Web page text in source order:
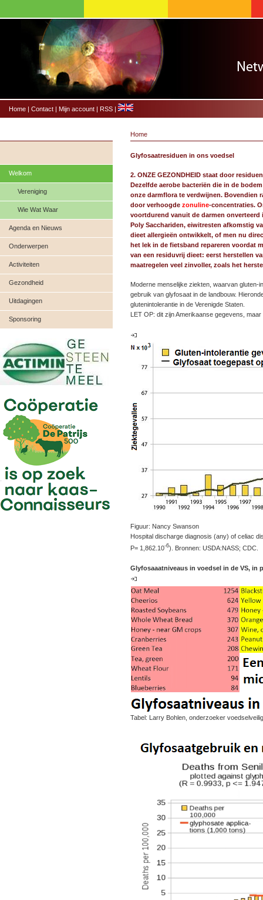
Home | Contact | Mijn account | RSS |
Welkom
Vereniging
Wie Wat Waar
Agenda en Nieuws
Onderwerpen
Activiteiten
Gezondheid
Uitdagingen
Sponsoring
Home
Glyfosaatresiduen in ons voedsel
2. ONZE GEZONDHEID staat door
Dezelfde aerobe bacteriën die in de
onze darmflora te verdwijnen. Bovendien
door verhoogde zonuline-concentraties.
voortdurend vanuit de darmen
Poly Sacchariden, eiwitresten afkomstig
dieet allergieën ontwikkelt, of men nu
het lek in de fietsband repareren voordat
van een residuvrij dieet: eerst herstellen
maatregelen veel zinvoller, zoals het
Moderne menselijke ziekten, waarvan gluten-
gebruik van glyfosaat in de landbouw.
glutenintolerantie in de Verenigde Staten.
LET OP: dit zijn Amerikaanse gegevens,
Figuur: Nancy Swanson
Hospital discharge diagnosis (any) of celiac
P= 1,862.10-6). Bronnen: USDA:NASS; CDC.
Glyfosaaatniveaus in voedsel in de VS, in
Tabel: Larry Bohlen, onderzoeker